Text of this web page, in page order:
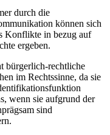
durch die
können sich
Konflikte in bezug auf
ergeben.
bürgerlich-rechtliche
im Rechtssinne, da sie
wenn sie aufgrund der
sind